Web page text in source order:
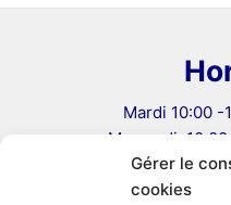
Gérer le
cookies
Mardi 10:00 -
Mercredi:
Jeudi: 10:00
Vendredi: